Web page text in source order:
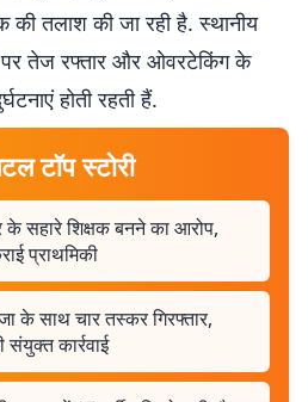
तलाश की जा रही है. स्थानीय
पर तेज रफ्तार और ओवरटेकिंग के
होती रहती हैं.
टॉप स्टोरी
के सहारे शिक्षक बनने का आरोप,
प्राथमिकी
के साथ चार तस्कर गिरफ्तार,
कार्रवाई